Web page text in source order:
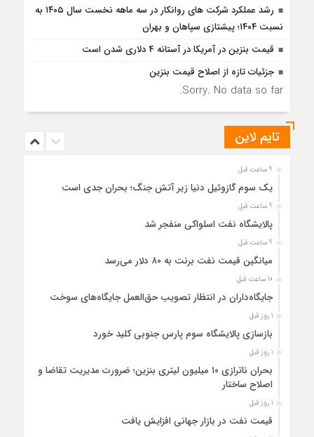
رشد عملکرد شرکت های روانکار در سه ماهه نخست سال ۱۴۰۵ به
نسبت ۱۴۰۴؛ پیشتازی سپاهان و بهران
قیمت بنزین در آمریکا در آستانه 4 دلاری شدن است
جزئیات تازه از اصلاح قیمت بنزین
Sorry. No data so far.
تایم لاین
9 ساعت قبل
یک سوم گازوئیل دنیا زیر آتش جنگ؛ بحران جدی است
9 ساعت قبل
پالایشگاه نفت اسلواکی منفجر شد
9 ساعت قبل
میانگین قیمت نفت برنت به ۸۰ دلار می‌رسد
10 ساعت قبل
جایگاه‌داران در انتظار تصویب حق‌العمل جایگاه‌های سوخت
1 روز قبل
بازسازی پالایشگاه سوم پارس جنوبی کلید خورد
1 روز قبل
بحران ناترازی ۱۰ میلیون لیتری بنزین؛ ضرورت مدیریت تقاضا و
اصلاح ساختار
1 روز قبل
قیمت نفت در بازار جهانی افزایش یافت